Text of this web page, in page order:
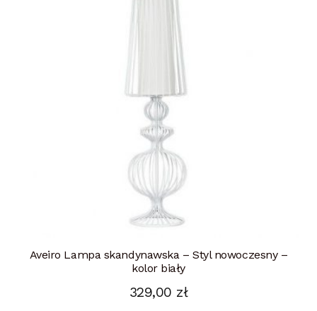
Aveiro Lampa skandynawska – Styl nowoczesny –
kolor biały
329,00 zł